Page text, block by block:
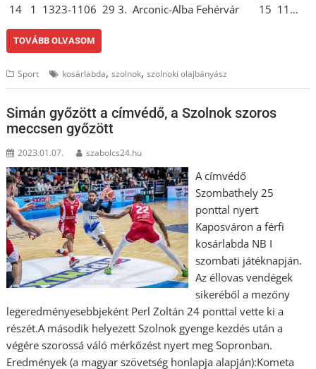
14 1 1323-1106 29 3. Arconic-Alba Fehérvár 15 11…
TOVÁBB OLVASOM
Sport kosárlabda,szolnok,szolnoki olajbányász
Simán győzött a címvédő, a Szolnok szoros
meccsen győzött
2023.01.07. szabolcs24.hu
A címvédő
Szombathely 25
ponttal nyert
Kaposváron a férfi
kosárlabda NB I
szombati játéknapján.
Az éllovas vendégek
sikeréből a mezőny
legeredményesebbjeként Perl Zoltán 24 ponttal vette ki a
részét.A második helyezett Szolnok gyenge kezdés után a
végére szorossá váló mérkőzést nyert meg Sopronban.
Eredmények (a magyar szövetség honlapja alapján):Kometa